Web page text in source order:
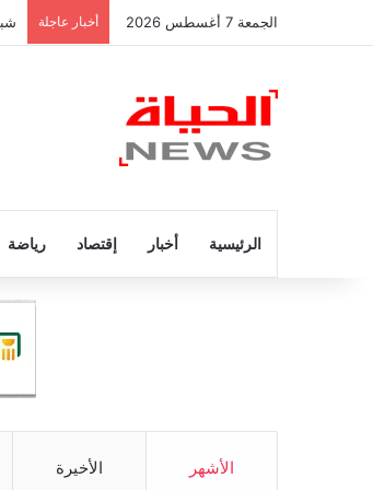
الجمعة 7 أغسطس 2026 أخبار عاجلة
الرئيسية أخبار إقتصاد رياضة
الأشهر الأخيرة